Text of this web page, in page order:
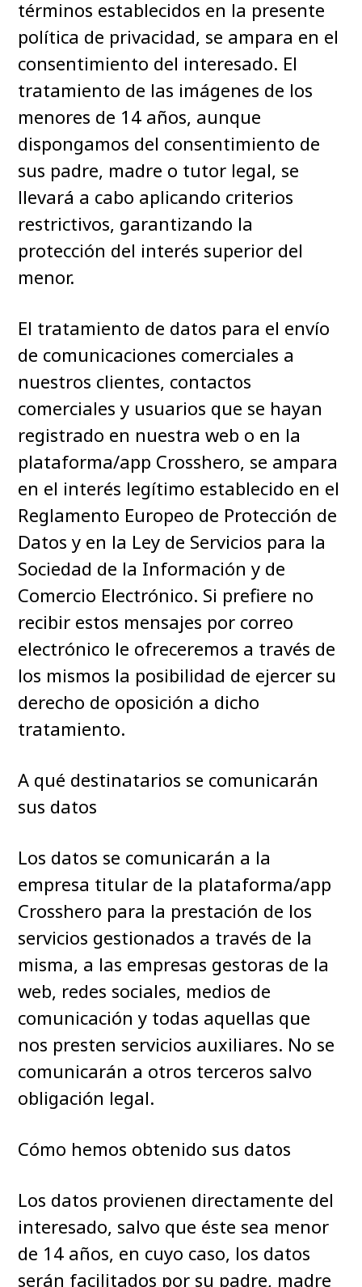
términos establecidos en la presente
política de privacidad, se ampara en el
consentimiento del interesado. El
tratamiento de las imágenes de los
menores de 14 años, aunque
dispongamos del consentimiento de
sus padre, madre o tutor legal, se
llevará a cabo aplicando criterios
restrictivos, garantizando la
protección del interés superior del
menor.
El tratamiento de datos para el envío
de comunicaciones comerciales a
nuestros clientes, contactos
comerciales y usuarios que se hayan
registrado en nuestra web o en la
plataforma/app Crosshero, se ampara
en el interés legítimo establecido en el
Reglamento Europeo de Protección de
Datos y en la Ley de Servicios para la
Sociedad de la Información y de
Comercio Electrónico. Si prefiere no
recibir estos mensajes por correo
electrónico le ofreceremos a través de
los mismos la posibilidad de ejercer su
derecho de oposición a dicho
tratamiento.
A qué destinatarios se comunicarán
sus datos
Los datos se comunicarán a la
empresa titular de la plataforma/app
Crosshero para la prestación de los
servicios gestionados a través de la
misma, a las empresas gestoras de la
web, redes sociales, medios de
comunicación y todas aquellas que
nos presten servicios auxiliares. No se
comunicarán a otros terceros salvo
obligación legal.
Cómo hemos obtenido sus datos
Los datos provienen directamente del
interesado, salvo que éste sea menor
de 14 años, en cuyo caso, los datos
serán facilitados por su padre, madre